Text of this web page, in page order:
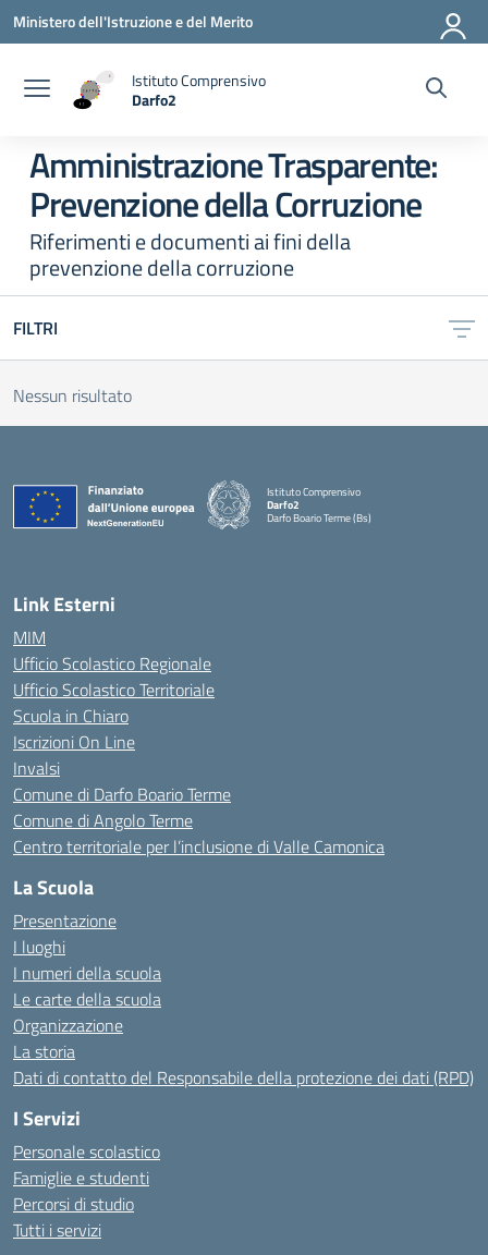
Vai ai contenuti
Vai al menu di navigazione
Vai al footer
Ministero dell'Istruzione e del Merito
Istituto Comprensivo
Darfo2
Amministrazione Trasparente:
Prevenzione della Corruzione
Riferimenti e documenti ai fini della
prevenzione della corruzione
FILTRI
Nessun risultato
Istituto Comprensivo
Darfo2
Darfo Boario Terme (Bs)
Link Esterni
MIM
Ufficio Scolastico Regionale
Ufficio Scolastico Territoriale
Scuola in Chiaro
Iscrizioni On Line
Invalsi
Comune di Darfo Boario Terme
Comune di Angolo Terme
Centro territoriale per l’inclusione di Valle Camonica
La Scuola
Presentazione
I luoghi
I numeri della scuola
Le carte della scuola
Organizzazione
La storia
Dati di contatto del Responsabile della protezione dei dati (RPD)
I Servizi
Personale scolastico
Famiglie e studenti
Percorsi di studio
Tutti i servizi